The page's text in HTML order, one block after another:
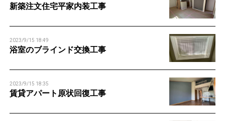
新築注文住宅平家内装工事
2023/9/15 18:49
浴室のブラインド交換工事
2023/9/15 18:35
賃貸アパート原状回復工事